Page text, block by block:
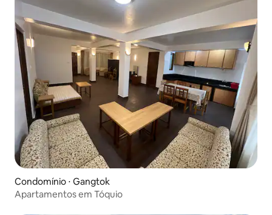
Condomínio ⋅ Gangtok
Apartamentos em Tóquio